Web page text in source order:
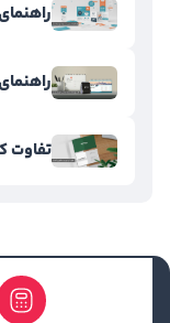
تفاوت